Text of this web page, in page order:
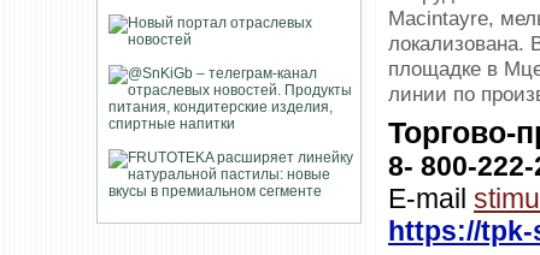
Macintayre,
локализована.
площадке в
линии по
Торгово-
8- 800-
E-mail
https://